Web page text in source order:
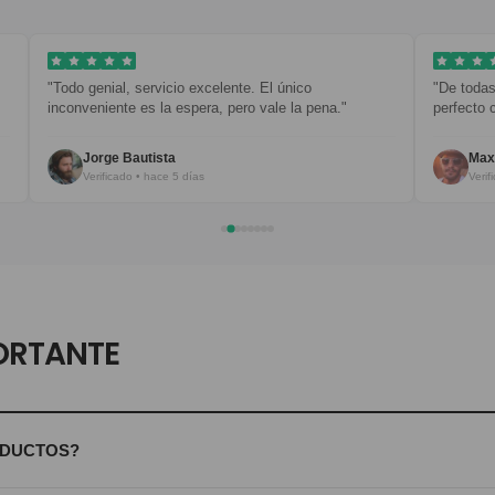
"Todo genial, servicio excelente. El único
inconveniente es la espera, pero vale la pena."
Jorge Bautista
Verificado • hace 5 días
"De todas
perfecto
Maxim